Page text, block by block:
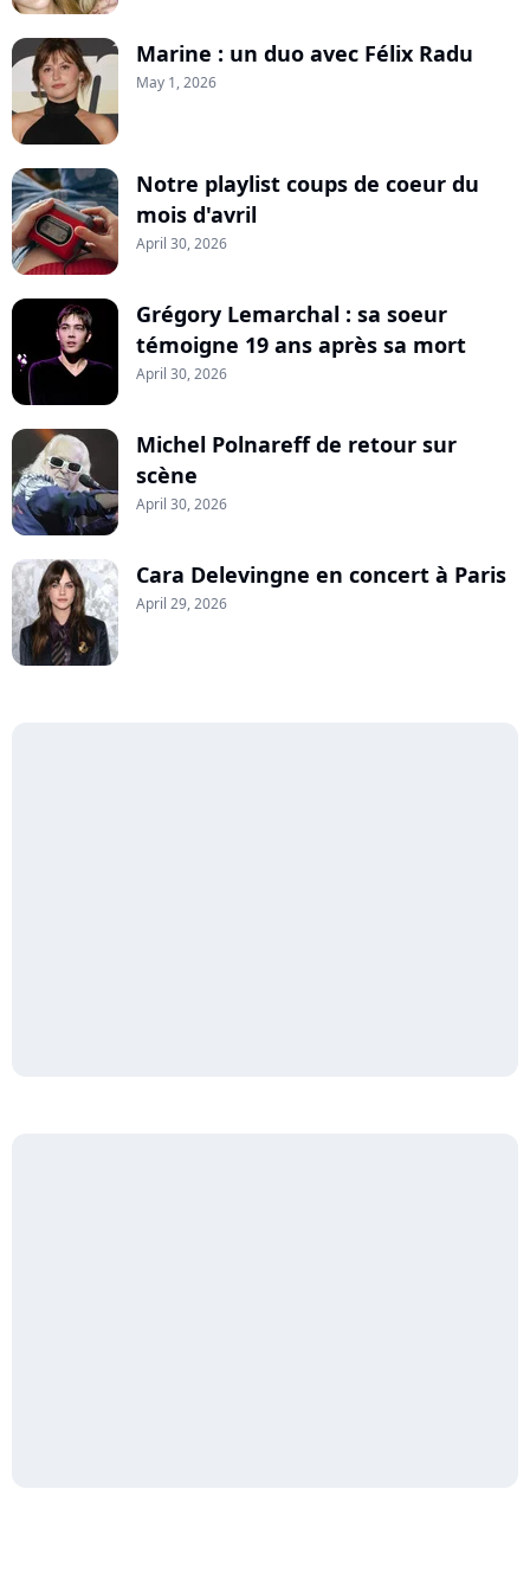
Marine : un duo avec Félix Radu
May 1, 2026
Notre playlist coups de coeur du
mois d'avril
April 30, 2026
Grégory Lemarchal : sa soeur
témoigne 19 ans après sa mort
April 30, 2026
Michel Polnareff de retour sur
scène
April 30, 2026
Cara Delevingne en concert à Paris
April 29, 2026